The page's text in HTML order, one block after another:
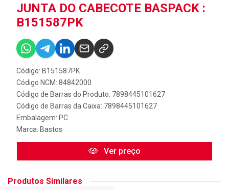
JUNTA DO CABECOTE BASPACK :
B151587PK
Código: B151587PK
Código NCM: 84842000
Código de Barras do Produto: 7898445101627
Código de Barras da Caixa: 7898445101627
Embalagem: PC
Marca: Bastos
Ver preço
Produtos Similares